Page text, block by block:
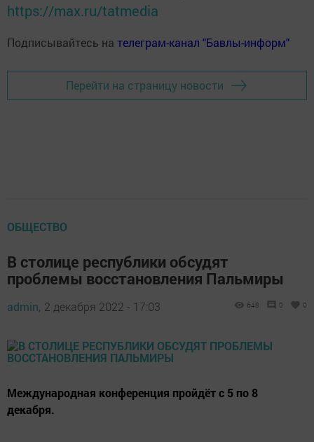
https://max.ru/tatmedia
Подписывайтесь на телеграм-канал "Бавлы-информ"
Перейти на страницу новости
ОБЩЕСТВО
В столице республики обсудят
проблемы восстановления Пальмиры
admin, 2 декабря 2022 - 17:03 648 0 0
Международная конференция пройдёт с 5 по 8
декабря.